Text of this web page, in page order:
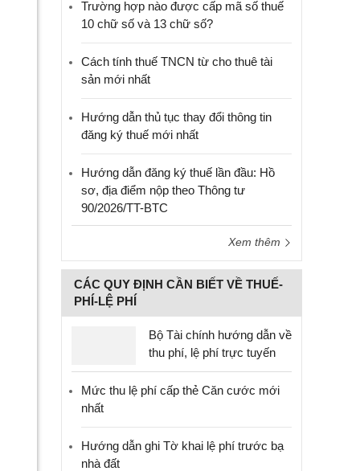
Trường hợp nào được cấp mã số thuế
10 chữ số và 13 chữ số?
Cách tính thuế TNCN từ cho thuê tài
sản mới nhất
Hướng dẫn thủ tục thay đổi thông tin
đăng ký thuế mới nhất
Hướng dẫn đăng ký thuế lần đầu: Hồ
sơ, địa điểm nộp theo Thông tư
90/2026/TT-BTC
Xem thêm
CÁC QUY ĐỊNH CẦN BIẾT VỀ THUẾ-
PHÍ-LỆ PHÍ
Bộ Tài chính hướng dẫn về
thu phí, lệ phí trực tuyến
Mức thu lệ phí cấp thẻ Căn cước mới
nhất
Hướng dẫn ghi Tờ khai lệ phí trước bạ
nhà đất